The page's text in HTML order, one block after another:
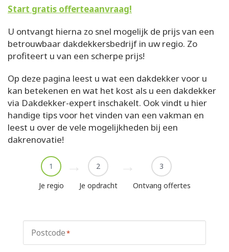
Start gratis offerteaanvraag!
U ontvangt hierna zo snel mogelijk de prijs van een
betrouwbaar dakdekkersbedrijf in uw regio. Zo
profiteert u van een scherpe prijs!
Op deze pagina leest u wat een dakdekker voor u
kan betekenen en wat het kost als u een dakdekker
via Dakdekker-expert inschakelt. Ook vindt u hier
handige tips voor het vinden van een vakman en
leest u over de vele mogelijkheden bij een
dakrenovatie!
1
Je regio
2
Je opdracht
3
Ontvang offertes
Postcode*